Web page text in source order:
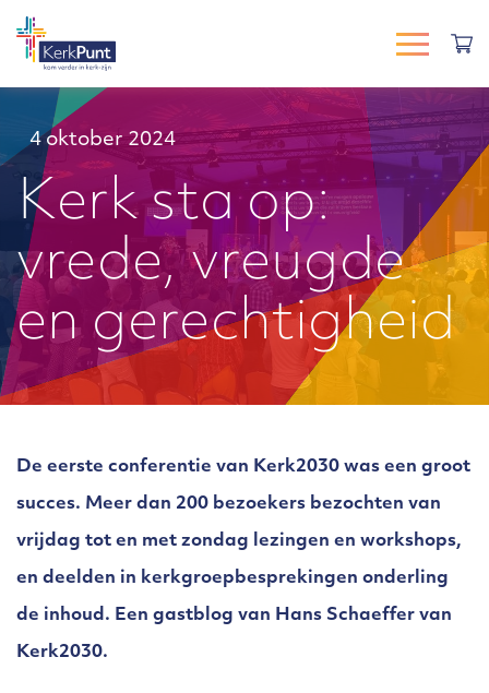
4 oktober 2024
Kerk sta op:
vrede, vreugde
en gerechtigheid
De eerste conferentie van Kerk2030 was een groot
succes. Meer dan 200 bezoekers bezochten van
vrijdag tot en met zondag lezingen en workshops,
en deelden in kerkgroepbesprekingen onderling
de inhoud. Een gastblog van Hans Schaeffer van
Kerk2030.